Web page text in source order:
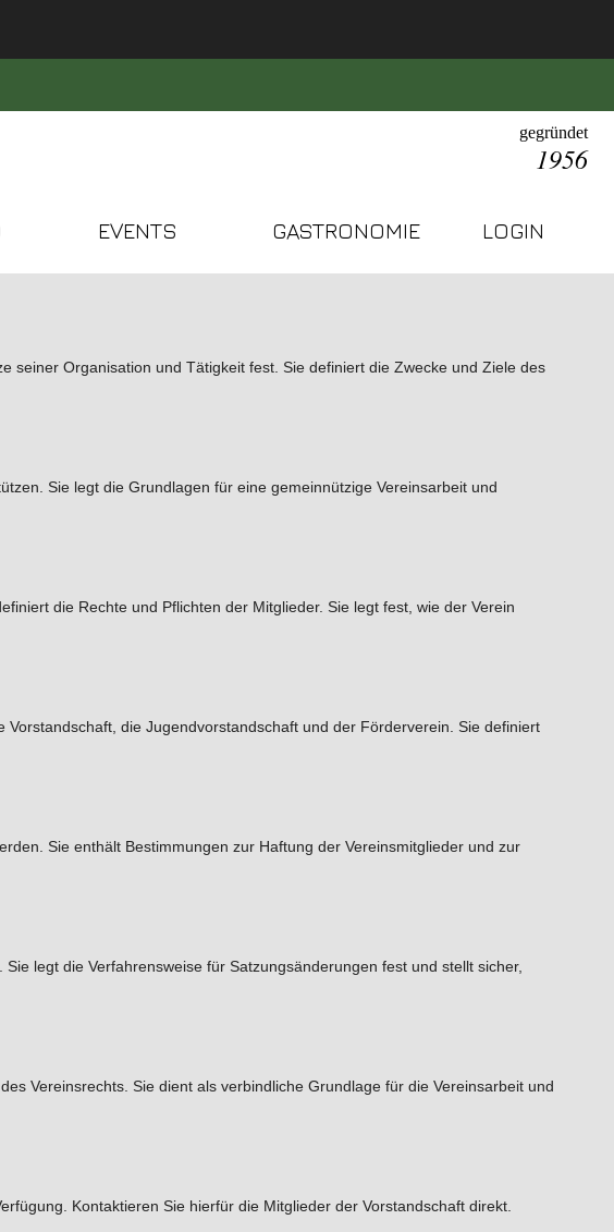
gegründet
1956
EVENTS GASTRONOMIE LOGIN
seiner Organisation und Tätigkeit fest. Sie definiert die Zwecke und Ziele des
Sie legt die Grundlagen für eine gemeinnützige Vereinsarbeit und
die Rechte und Pflichten der Mitglieder. Sie legt fest, wie der Verein
die Jugendvorstandschaft und der Förderverein. Sie definiert
Sie enthält Bestimmungen zur Haftung der Vereinsmitglieder und zur
legt die Verfahrensweise für Satzungsänderungen fest und stellt sicher,
Vereinsrechts. Sie dient als verbindliche Grundlage für die Vereinsarbeit und
Kontaktieren Sie hierfür die Mitglieder der Vorstandschaft direkt.